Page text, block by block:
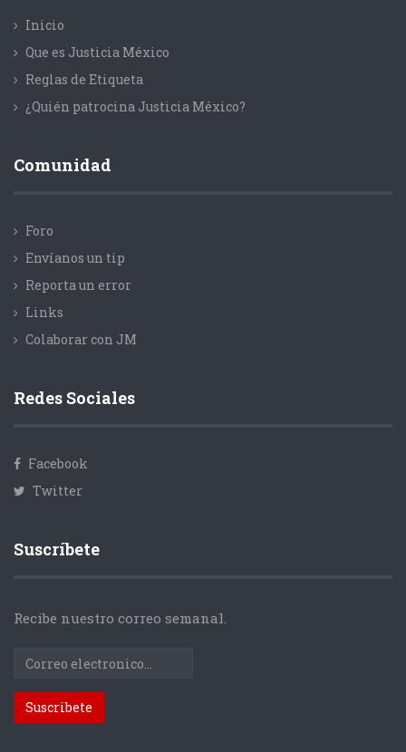
Inicio
Que es Justicia México
Reglas de Etiqueta
¿Quién patrocina Justicia México?
Comunidad
Foro
Envíanos un tip
Reporta un error
Links
Colaborar con JM
Redes Sociales
Facebook
Twitter
Suscríbete
Recibe nuestro correo semanal.